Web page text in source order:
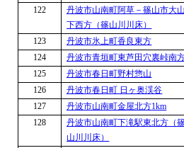
122
丹波市山南町阿草－篠山市大山
下西方（篠山川川床）
123
丹波市氷上町香良東方
124
丹波市青垣町東芦田穴裏峠南
125
丹波市春日町野村惣山
126
丹波市春日町 日ヶ奥渓谷
127
丹波市山南町金屋北方1km
128
丹波市山南町下滝駅東北方（
山川川床）